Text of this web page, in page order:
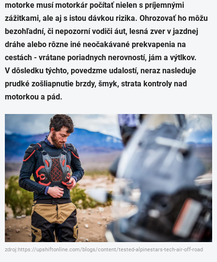
motorke musí motorkár počítať nielen s príjemnými
zážitkami, ale aj s istou dávkou rizika. Ohrozovať ho môžu
bezohľadní, či nepozorní vodiči áut, lesná zver v jazdnej
dráhe alebo rôzne iné neočakávané prekvapenia na
cestách - vrátane poriadnych nerovností, jám a výtlkov.
V dôsledku týchto, povedzme udalostí, neraz nasleduje
prudké zošliapnutie brzdy, šmyk, strata kontroly nad
motorkou a pád.
zdroj:https://upshiftonline.com/blogs/content/tested-alpinestars-tech-air-off-road